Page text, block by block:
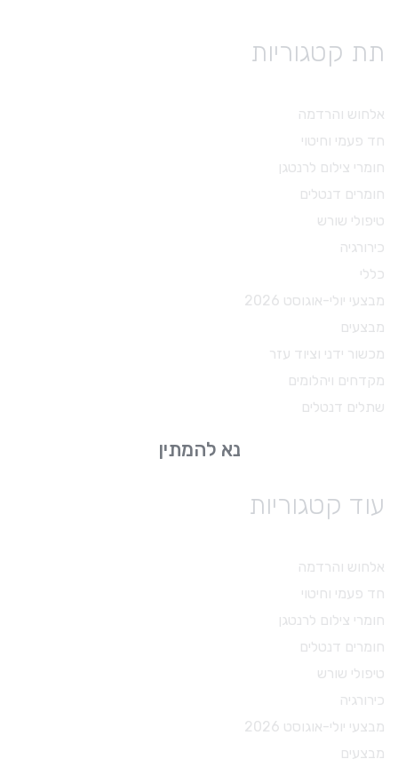
נא להמתין
תת קטגוריות
אלחוש והרדמה
חד פעמי וחיטוי
חומרי צילום לרנטגן
חומרים דנטלים
טיפולי שורש
כירורגיה
כללי
מבצעי יולי-אוגוסט 2026
מבצעים
מכשור ידני וציוד עזר
מקדחים ויהלומים
שתלים דנטלים
עוד קטגוריות
אלחוש והרדמה
חד פעמי וחיטוי
חומרי צילום לרנטגן
חומרים דנטלים
טיפולי שורש
כירורגיה
מבצעי יולי-אוגוסט 2026
מבצעים